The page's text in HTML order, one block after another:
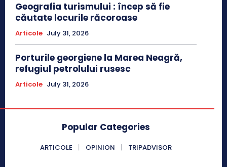
Geografia turismului : încep să fie
căutate locurile răcoroase
Articole July 31, 2026
Porturile georgiene la Marea Neagră,
refugiul petrolului rusesc
Articole July 31, 2026
Popular Categories
ARTICOLE OPINION TRIPADVISOR